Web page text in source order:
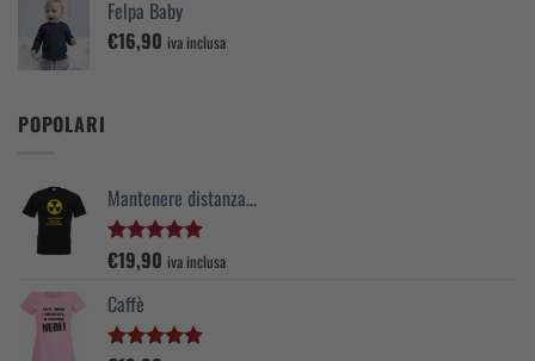
Felpa Baby
€16,90 iva inclusa
POPOLARI
Mantenere distanza...
Valutato
5.00
€19,90 iva inclusa
Caffè